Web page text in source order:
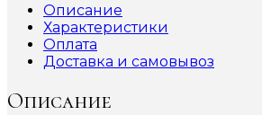
Описание
Характеристики
Оплата
Доставка и самовывоз
Описание